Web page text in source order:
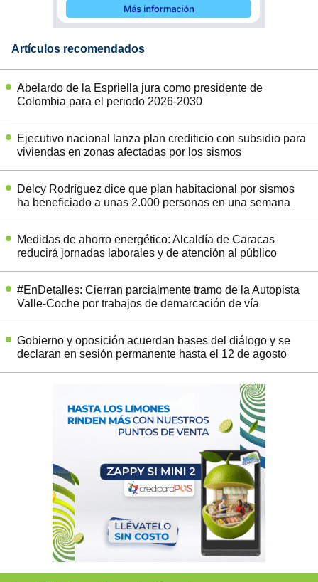
Artículos recomendados
Abelardo de la Espriella jura como presidente de
Colombia para el periodo 2026-2030
Ejecutivo nacional lanza plan crediticio con subsidio para
viviendas en zonas afectadas por los sismos
Delcy Rodríguez dice que plan habitacional por sismos
ha beneficiado a unas 2.000 personas en una semana
Medidas de ahorro energético: Alcaldía de Caracas
reducirá jornadas laborales y de atención al público
#EnDetalles: Cierran parcialmente tramo de la Autopista
Valle-Coche por trabajos de demarcación de vía
Gobierno y oposición acuerdan bases del diálogo y se
declaran en sesión permanente hasta el 12 de agosto